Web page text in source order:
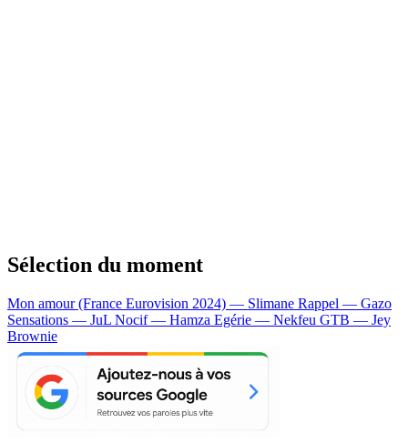
Sélection du moment
Mon amour (France Eurovision 2024) — Slimane Rappel — Gazo
Sensations — JuL Nocif — Hamza Egérie — Nekfeu GTB — Jey
Brownie